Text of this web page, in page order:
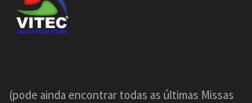
(pode ainda encontrar todas as últimas Missas